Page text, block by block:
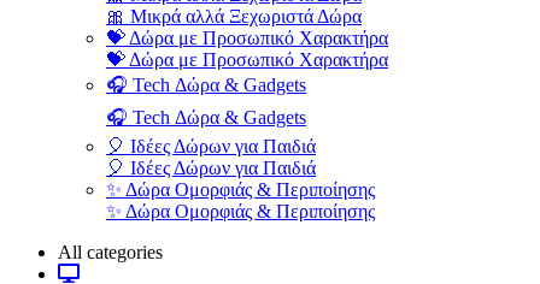
🎀 Μικρά αλλά Ξεχωριστά Δώρα
💝 Δώρα με Προσωπικό Χαρακτήρα
💝 Δώρα με Προσωπικό Χαρακτήρα
🎧 Tech Δώρα & Gadgets
🎧 Tech Δώρα & Gadgets
🎈 Ιδέες Δώρων για Παιδιά
🎈 Ιδέες Δώρων για Παιδιά
✨ Δώρα Ομορφιάς & Περιποίησης
✨ Δώρα Ομορφιάς & Περιποίησης
All categories